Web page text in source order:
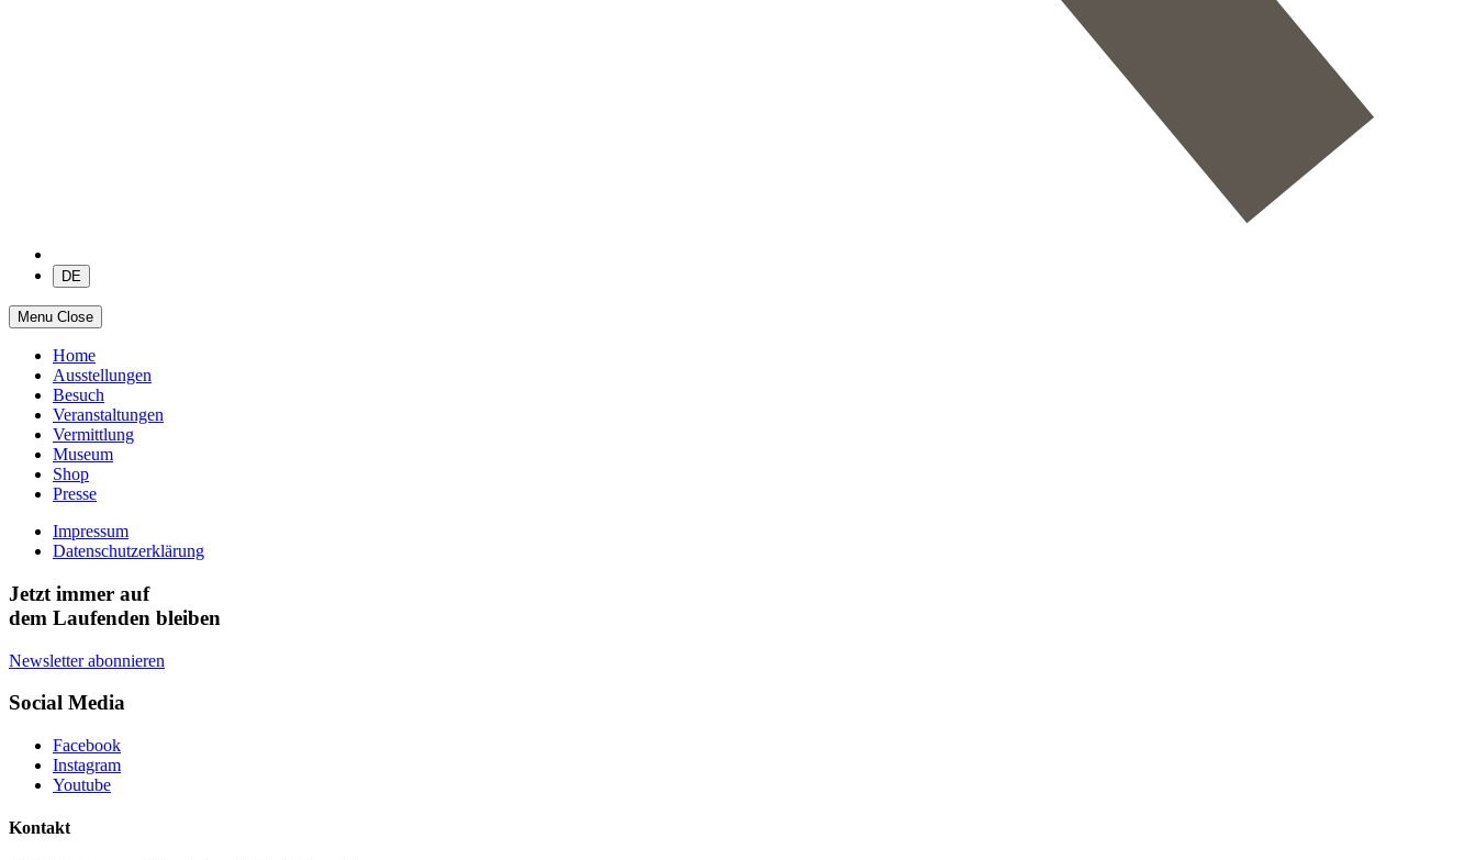
DE
Menu Close
Home
Ausstellungen
Besuch
Veranstaltungen
Vermittlung
Museum
Shop
Presse
Impressum
Datenschutzerklärung
Jetzt immer auf
dem Laufenden bleiben
Newsletter abonnieren
Social Media
Facebook
Instagram
Youtube
Kontakt